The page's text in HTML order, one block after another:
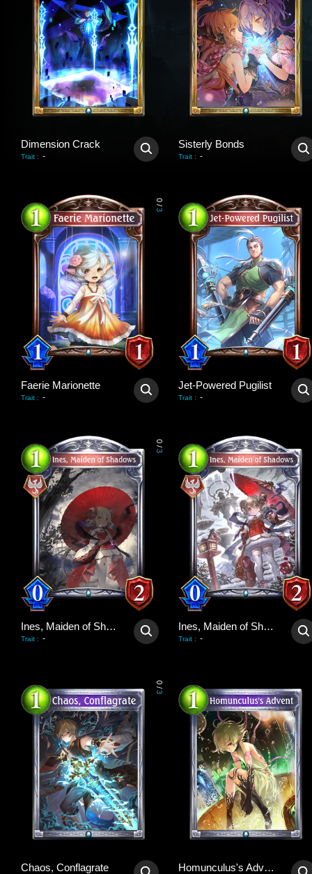
Dimension Crack
Trait : -
Sisterly Bonds
Trait : -
0
/
3
Faerie Marionette
Trait : -
Jet-Powered Pugilist
Trait : -
0
/
3
Ines, Maiden of Shadows
Trait : -
Ines, Maiden of Shadows
Trait : -
0
/
3
Chaos, Conflagrate Homunculus's Advent